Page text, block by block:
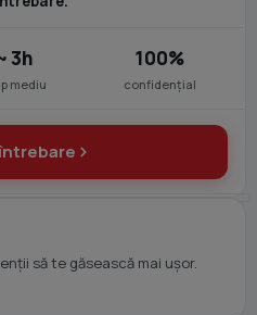
3h
mediu
100%
confidențial
să te găsească mai ușor.